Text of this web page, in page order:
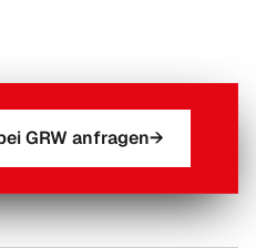
GRW anfragen→